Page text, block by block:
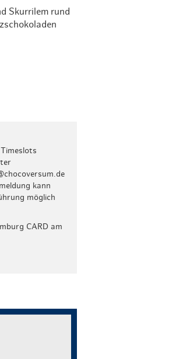
Skurrilem rund
kann
möglich
CARD am